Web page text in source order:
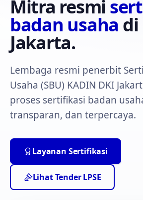
Mitra resmi
badan usaha di
Jakarta.
Lembaga resmi penerbit
Usaha (SBU) KADIN DKI
proses sertifikasi badan
transparan, dan terpercaya.
Layanan Sertifikasi
Lihat Tender LPSE